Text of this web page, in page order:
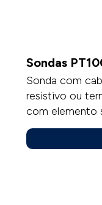
Sondas
ATEX
Sonda com
resistivo ou
com elemento
Termopar
conduta ou